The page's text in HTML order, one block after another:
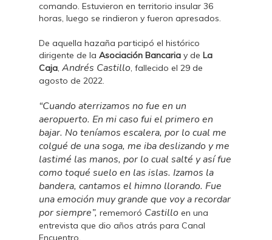
comando. Estuvieron en territorio insular 36
horas, luego se rindieron y fueron apresados.
De aquella hazaña participó el histórico
dirigente de la Asociación Bancaria y de La
Caja, Andrés Castillo, fallecido el 29 de
agosto de 2022.
“Cuando aterrizamos no fue en un
aeropuerto. En mi caso fui el primero en
bajar. No teníamos escalera, por lo cual me
colgué de una soga, me iba deslizando y me
lastimé las manos, por lo cual salté y así fue
como toqué suelo en las islas. Izamos la
bandera, cantamos el himno llorando. Fue
una emoción muy grande que voy a recordar
por siempre”, rememoró Castillo en una
entrevista que dio años atrás para Canal
Encuentro.